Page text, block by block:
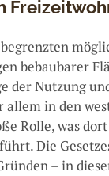
bebaubarer
der Nutzung
allem in den
Rolle, was
Die
– in